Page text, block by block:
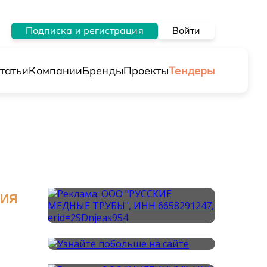
Подписка и регистрация Войти
КомпанииБрендыПроектыТендеры